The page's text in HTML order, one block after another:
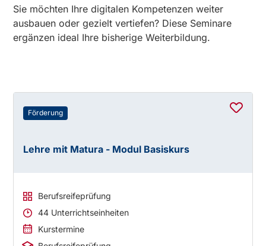
Sie möchten Ihre digitalen Kompetenzen weiter
ausbauen oder gezielt vertiefen? Diese Seminare
ergänzen ideal Ihre bisherige Weiterbildung.
Förderung
Lehre mit Matura - Modul Basiskurs
Berufsreifeprüfung
44 Unterrichtseinheiten
Kurstermine